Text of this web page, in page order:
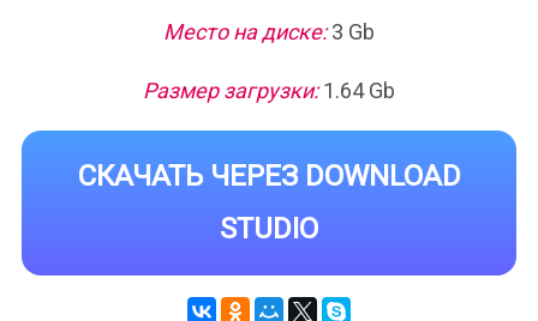
Место на диске:3 Gb
Размер загрузки:1.64 Gb
СКАЧАТЬ ЧЕРЕЗ DOWNLOAD
STUDIO